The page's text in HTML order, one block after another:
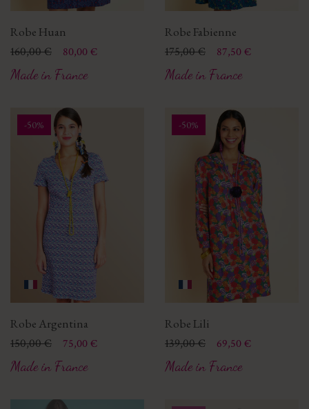
Robe Huan
Prix
Prix de base
160,00 € 80,00 €
Made in France
Robe Fabienne
Prix
Prix de base
175,00 € 87,50 €
Made in France
-50%
Robe Argentina
Prix
Prix de base
150,00 € 75,00 €
Made in France
-50%
Robe Lili
Prix
Prix de base
139,00 € 69,50 €
Made in France